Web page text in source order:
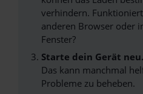
verhindern.
anderen Browser oder
Fenster?
Starte dein Gerät neu.
Das kann manchmal
Probleme zu beheben.